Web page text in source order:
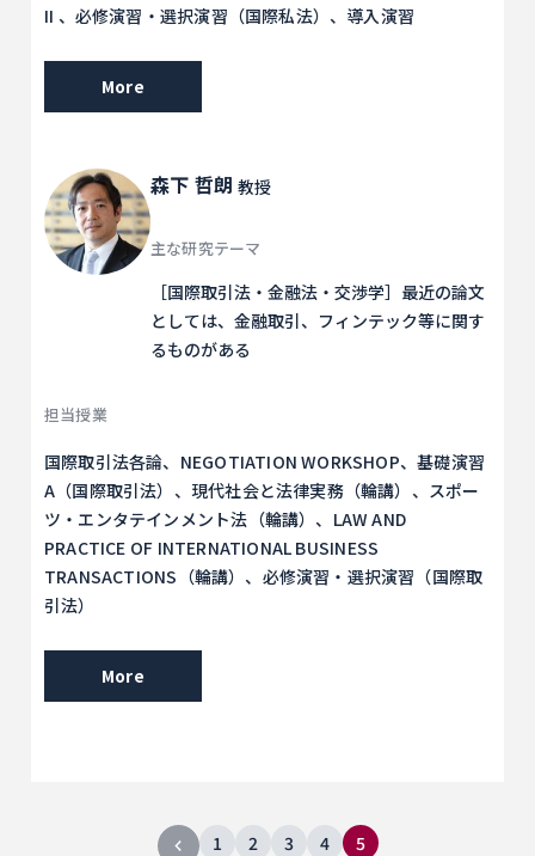
II 、必修演習・選択演習（国際私法）、導入演習
More
森下 哲朗教授
主な研究テーマ
［国際取引法・金融法・交渉学］最近の論文
としては、金融取引、フィンテック等に関す
るものがある
担当授業
国際取引法各論、NEGOTIATION WORKSHOP、基礎演習
A（国際取引法）、現代社会と法律実務（輪講）、スポー
ツ・エンタテインメント法（輪講）、LAW AND
PRACTICE OF INTERNATIONAL BUSINESS
TRANSACTIONS（輪講）、必修演習・選択演習（国際取
引法）
More
1 2 3 4 5